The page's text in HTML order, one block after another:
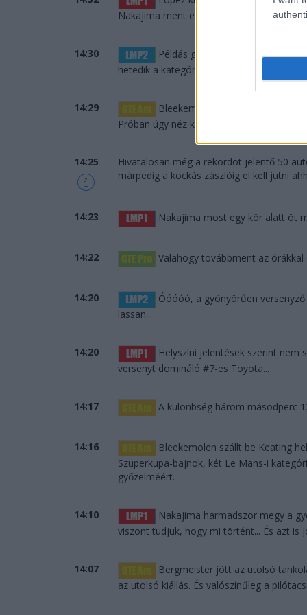
Nakajima ment egy laza 3:24-et...
14:30
Példás gyorsasággal dolgozott
hetedik a kategóriájában.
14:29
Bleekemolen odalépett: nyolc
Próban úgy néz ki, hogy nem lesz Ford a
14:25
Hivatalosan még a rekordot jelentő 50
márpedig a kockás zászlóig el kell jutni
14:23 Nakajima most egy kör alatt öt
14:22 Valahogy továbbment az
14:20
Óóóóó, a gyönyörűen
lassan...
14:20
Helyszíni jelentések szerint
versenyt domináló #7-es Toyota...
14:17 A különbség három másodperc
14:16
Bleekemolen szállt be Keating
Szuperkupa-bajnok, két Le Mans-i
győzelméért.
14:10
Nakajima harmadszor megy a
viszont tudjuk, hogy mi történt... És azt
14:07
Bergmeister jött az utolsó
az utolsó kiállás. És valószínűleg a